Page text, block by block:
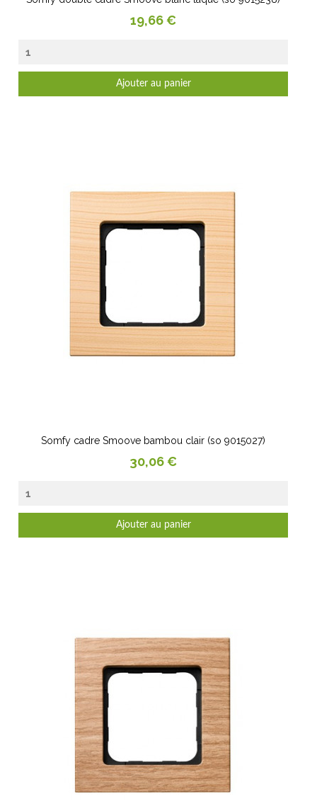
Prix
19,66 €
Ajouter au panier
Somfy cadre Smoove bambou clair (so 9015027)
Prix
30,06 €
Ajouter au panier